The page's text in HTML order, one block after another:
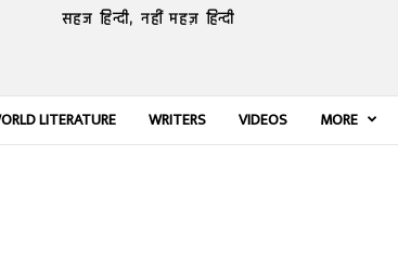
सहज हिन्दी, नहीं महज़ हिन्दी
LITERATURE WRITERS VIDEOS MORE